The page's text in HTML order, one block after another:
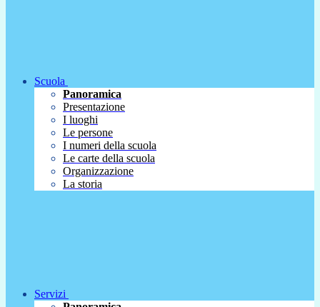
Scuola
Panoramica
Presentazione
I luoghi
Le persone
I numeri della scuola
Le carte della scuola
Organizzazione
La storia
Servizi